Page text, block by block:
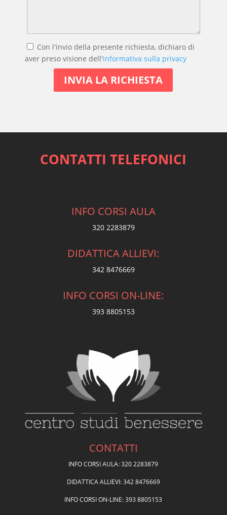
Con l'invio della presente richiesta, dichiaro di
aver preso visione dell'informativa sulla privacy
CONTATTI TELEFONICI
INFO CORSI AULA
320 2283879
DIDATTICA ALLIEVI:
342 8476669
INFO CORSI ON-LINE:
393 8805153
CONTATTI
INFO CORSI AULA: 320 2283879
DIDATTICA ALLIEVI: 342 8476669
INFO CORSI ON-LINE: 393 8805153